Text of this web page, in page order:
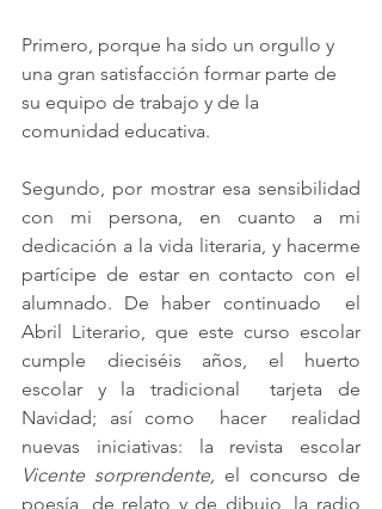
Primero, porque ha sido un orgullo y
una gran satisfacción formar parte de
su equipo de trabajo y de la
comunidad educativa.
Segundo, por mostrar esa sensibilidad
con mi persona, en cuanto a mi
dedicación a la vida literaria, y hacerme
partícipe de estar en contacto con el
alumnado. De haber continuado  el
Abril Literario, que este curso escolar
cumple dieciséis años, el huerto
escolar y la tradicional  tarjeta de
Navidad; así como  hacer  realidad
Vicente sorprendente, el concurso de